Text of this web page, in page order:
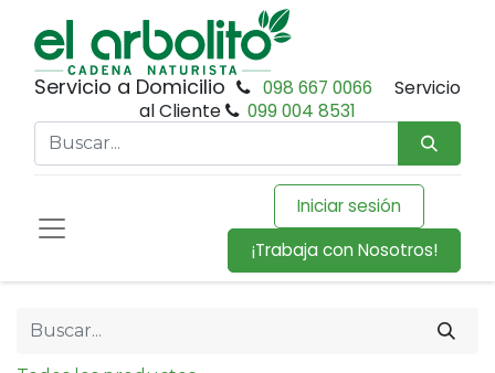
Servicio a Domicilio 098 667 0066
Servicio
al Cliente
099 004 8531
Iniciar sesión
¡Trabaja con Nosotros!